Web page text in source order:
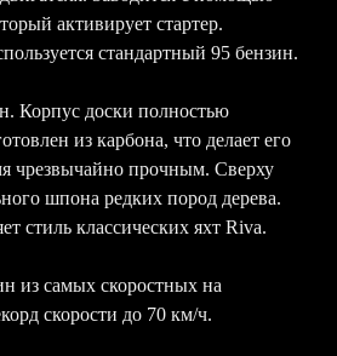
активирует стартер.
стандартный 95 бензин.
Корпус доски полностью
из карбона, что делает его
чрезвычайно прочным. Сверху
шпона редких пород дерева.
стиль классических яхт Riva.
из самых скоростных на
скорости до 70 км/ч.